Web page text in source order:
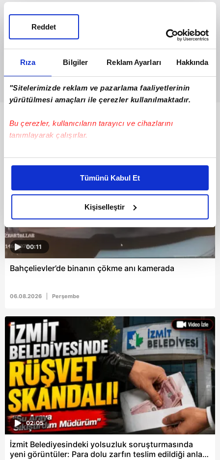
Rıza Bilgiler Reklam Ayarları Hakkında
"Sitelerimizde reklam ve pazarlama faaliyetlerinin
yürütülmesi amaçları ile çerezler kullanılmaktadır.
Bu çerezler, kullanıcıların tarayıcı ve cihazlarını
tanımlayarak çalışırlar.
Bu çerezlere izin vermeniz halinde sizlere özel
daha iyi reklam deneyimi yaşatabiliriz. Bunu yaparken
amacımızın size daha iyi bir reklam deneyimi sunmak
olduğunu ve sizlere en iyi içerikleri sunabilmek adına
elimizden gelen çabayı gösterdiğimizi ve bu noktada,
reklamların maliyetlerimizi karşılamak noktasında tek gelir
kalemimiz olduğunu sizlere hatırlatmak isteriz.
Her halükârda, kullanıcılar, bu çerezlere izin vermedikleri
Sitemizde kendimize ve üçüncü kişilere ait çerezler
kullanılmaktadır. Bu çerezler vasıtasıyla çeşitli kişisel
verileriniz işlenmekte olup gerekli olan çerezler bilgi
toplumu hizmetlerinin sunulması amacıyla
kullanılmaktadır. Diğer çerezler, sitemizin daha işlevsel
kılınması ve kişiselleştirilmesi ve sizlere yönelik
reklam/pazarlama faaliyetlerinin yapılması, amaçlarıyla
sınırlı olarak açık rızanız dahilinde kullanılacaktır.
Çerezlere ilişkin tercihlerinizi aşağıda yer alan panel
vasıtasıyla belirleyebilirsiniz. Çerezlere ilişkin detaylı bilgi
için Ayarlar butonuna tıklayabilir,Çerez Bilgilendirme
Tümünü Kabul Et
Kişiselleştir
Reddet
Bunlar da Var
00:11
Bahçelievler’de binanın çökme anı kamerada
06.08.2026 Perşembe
02:05
İzmit Belediyesindeki yolsuzluk soruşturmasında
yeni görüntüler: Para dolu zarfın teslim edildiği anlar